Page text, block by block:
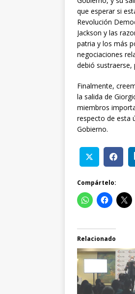
que esperar si
Revolución
Jackson y las
patria y los más
negociaciones
debió sustraerse,
Finalmente,
la salida de
miembros
respecto de esta
Gobierno.
Compártelo:
Relacionado